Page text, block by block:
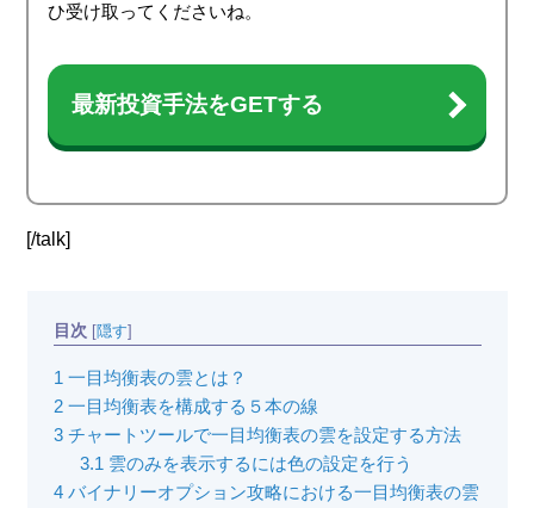
ひ受け取ってくださいね。
最新投資手法をGETする
[/talk]
目次 [隠す]
1 一目均衡表の雲とは？
2一目均衡表を構成する５本の線
3チャートツールで一目均衡表の雲を設定する方法
3.1 雲のみを表示するには色の設定を行う
4バイナリーオプション攻略における一目均衡表の雲